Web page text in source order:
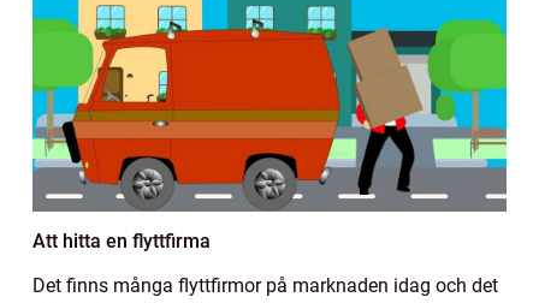
Att hitta en flyttfirma
Det finns många flyttfirmor på marknaden idag och det